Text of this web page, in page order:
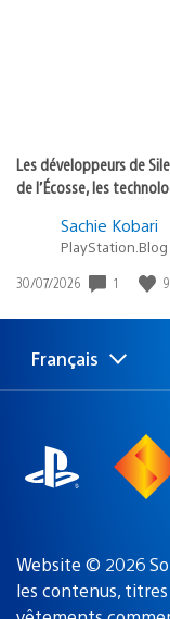
Les développeurs de
de l’Écosse, les
Sachie Kobari
PlayStation.Blog
Date
publication
30/07/2026 1 9
Choisir
une
Région
actuelle
Français
Website © 2026
les contenus,